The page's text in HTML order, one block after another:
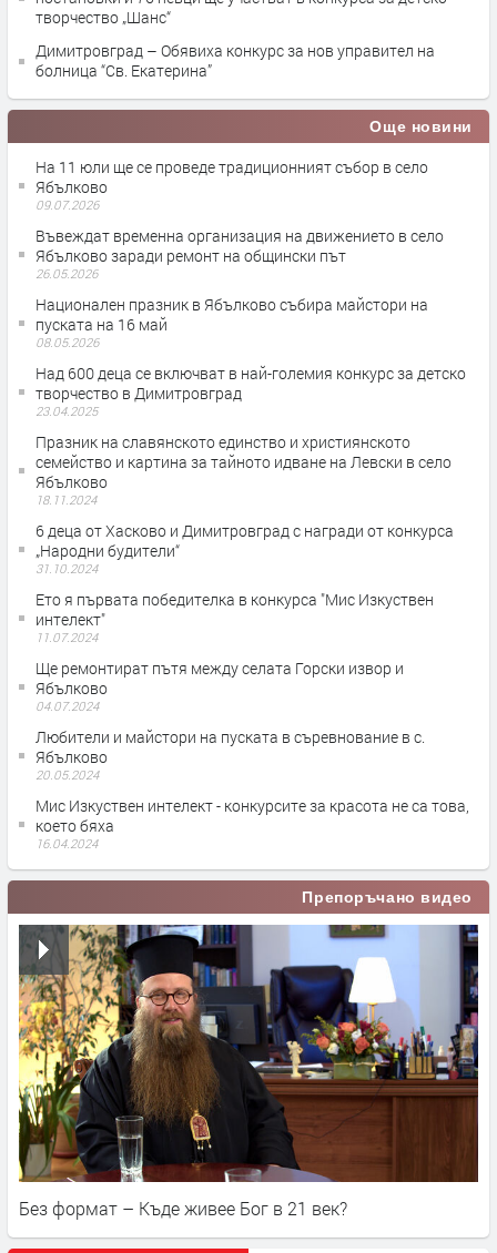
творчество „Шанс“
Димитровград – Обявиха конкурс за нов управител на
болница “Св. Екатерина”
Още новини
На 11 юли ще се проведе традиционният събор в село
Ябълково
09.07.2026
Въвеждат временна организация на движението в село
Ябълково заради ремонт на общински път
26.05.2026
Национален празник в Ябълково събира майстори на
пуската на 16 май
08.05.2026
Над 600 деца се включват в най-големия конкурс за детско
творчество в Димитровград
23.04.2025
Празник на славянското единство и християнското
семейство и картина за тайното идване на Левски в село
Ябълково
18.11.2024
6 деца от Хасково и Димитровград с награди от конкурса
„Народни будители“
31.10.2024
Ето я първата победителка в конкурса "Мис Изкуствен
интелект"
11.07.2024
Ще ремонтират пътя между селата Горски извор и
Ябълково
04.07.2024
Любители и майстори на пуската в съревнование в с.
Ябълково
20.05.2024
Мис Изкуствен интелект - конкурсите за красота не са това,
което бяха
16.04.2024
Препоръчано видео
Без формат – Къде живее Бог в 21 век?